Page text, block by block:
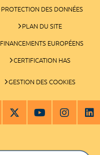
PROTECTION DES DONNÉES
PLAN DU SITE
FINANCEMENTS EUROPÉENS
CERTIFICATION HAS
GESTION DES COOKIES